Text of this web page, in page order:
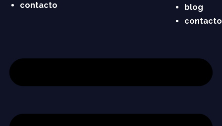
contacto
blog
contacto